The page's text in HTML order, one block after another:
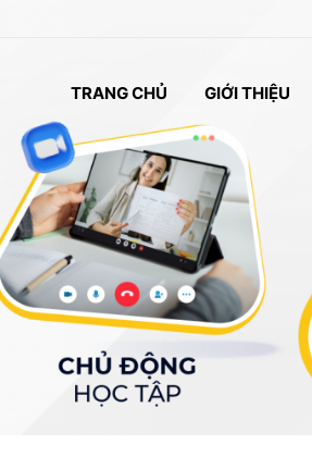
TRANG CHỦ GIỚI THIỆU